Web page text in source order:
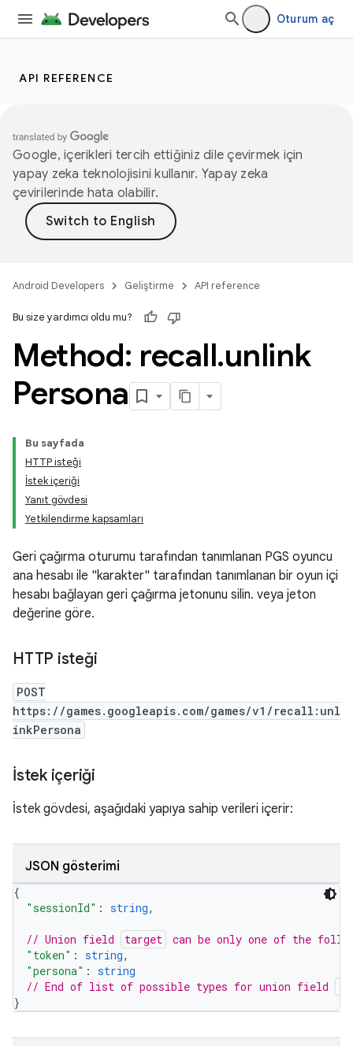
Oturum aç
API REFERENCE
Google, içerikleri tercih ettiğiniz dile çevirmek için
yapay zeka teknolojisini kullanır. Yapay zeka
çevirilerinde hata olabilir.
Android Developers Geliştirme API reference
Bu size yardımcı oldu mu?
Method: recall.unlink
Persona
Bu sayfada
HTTP isteği
İstek içeriği
Yanıt gövdesi
Yetkilendirme kapsamları
Geri çağırma oturumu tarafından tanımlanan PGS oyuncu
ana hesabı ile "karakter" tarafından tanımlanan bir oyun içi
hesabı bağlayan geri çağırma jetonunu silin. veya jeton
değerine göre.
HTTP isteği
POST
https://games.googleapis.com/games/v1/recall:unl
inkPersona
İstek içeriği
İstek gövdesi, aşağıdaki yapıya sahip verileri içerir:
JSON gösterimi
{
"sessionId" : string,
// Union field target
can be only one of the
"token" : string,
"persona" : string
// End of list of possible types for union field
}